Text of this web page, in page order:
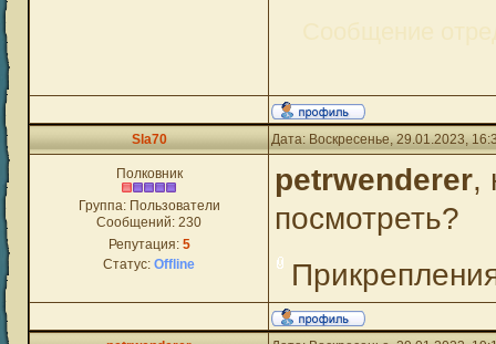
Sla70 Дата: Воскресенье, 29.01.2023,
Полковник
Группа: Пользователи
Сообщений: 230
Репутация: 5
Статус: Offline
petrwenderer,
посмотреть?